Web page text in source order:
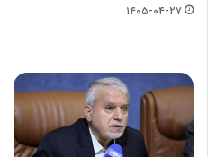
۱۴۰۵-۰۴-۲۷